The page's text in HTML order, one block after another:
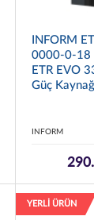
INFORM
0000-0-18
ETR EVO
Güç
INFORM
YERLİ ÜRÜN